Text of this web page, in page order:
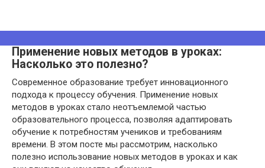
Применение новых методов в уроках:
Насколько это полезно?
Современное образование требует инновационного
подхода к процессу обучения. Применение новых
методов в уроках стало неотъемлемой частью
образовательного процесса, позволяя адаптировать
обучение к потребностям учеников и требованиям
времени. В этом посте мы рассмотрим, насколько
полезно использование новых методов в уроках и как